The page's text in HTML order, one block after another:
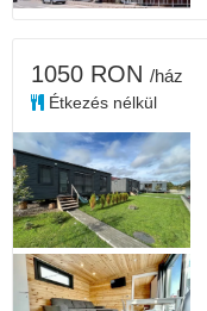
1050 RON /ház
Étkezés nélkül